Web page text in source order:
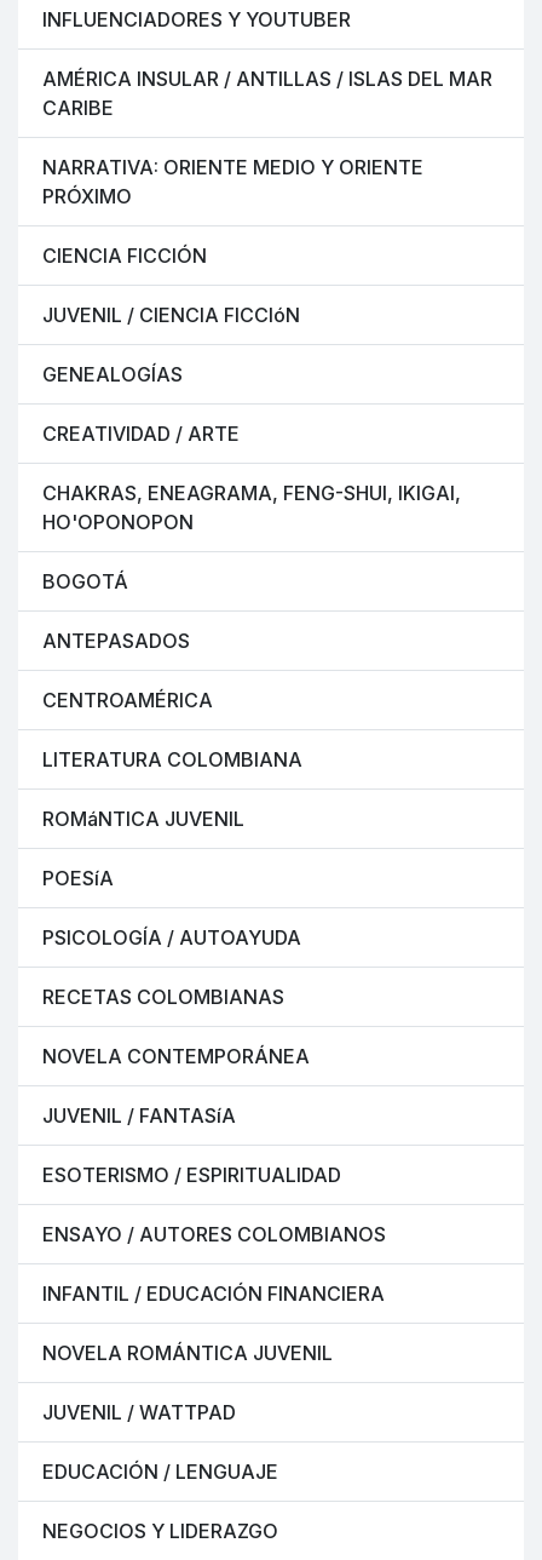
INFLUENCIADORES Y YOUTUBER
AMÉRICA INSULAR / ANTILLAS / ISLAS DEL MAR
CARIBE
NARRATIVA: ORIENTE MEDIO Y ORIENTE
PRÓXIMO
CIENCIA FICCIÓN
JUVENIL / CIENCIA FICCIóN
GENEALOGÍAS
CREATIVIDAD / ARTE
CHAKRAS, ENEAGRAMA, FENG-SHUI, IKIGAI,
HO'OPONOPON
BOGOTÁ
ANTEPASADOS
CENTROAMÉRICA
LITERATURA COLOMBIANA
ROMáNTICA JUVENIL
POESíA
PSICOLOGÍA / AUTOAYUDA
RECETAS COLOMBIANAS
NOVELA CONTEMPORÁNEA
JUVENIL / FANTASíA
ESOTERISMO / ESPIRITUALIDAD
ENSAYO / AUTORES COLOMBIANOS
INFANTIL / EDUCACIÓN FINANCIERA
NOVELA ROMÁNTICA JUVENIL
JUVENIL / WATTPAD
EDUCACIÓN / LENGUAJE
NEGOCIOS Y LIDERAZGO